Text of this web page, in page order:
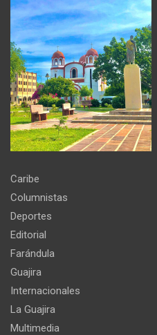
Caribe
Columnistas
Deportes
Editorial
Farándula
Guajira
Internacionales
La Guajira
Multimedia